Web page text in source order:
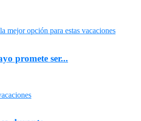
promete ser...